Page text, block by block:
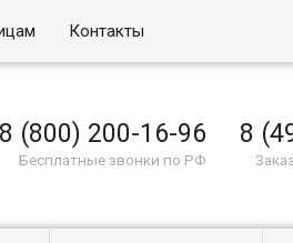
Контакты
8 (800) 200-16-96
Бесплатные звонки по РФ
8